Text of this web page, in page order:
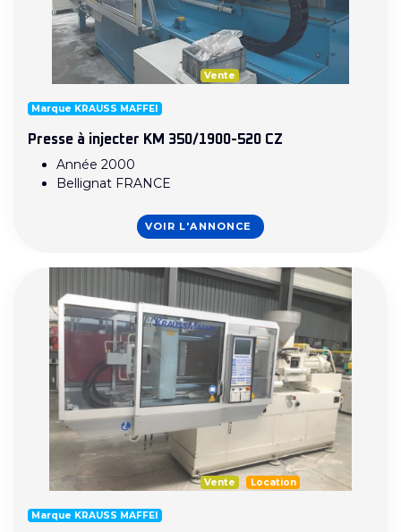
Vente
Marque KRAUSS MAFFEI
Presse à injecter KM 350/1900-520 CZ
Année 2000
Bellignat FRANCE
VOIR L'ANNONCE
Vente Location
Marque KRAUSS MAFFEI